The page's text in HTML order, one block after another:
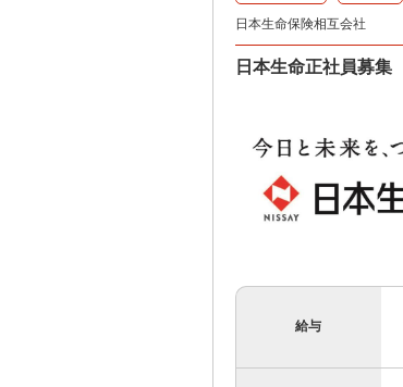
日本生命保険相互会社
日本生命正社員募集
給与